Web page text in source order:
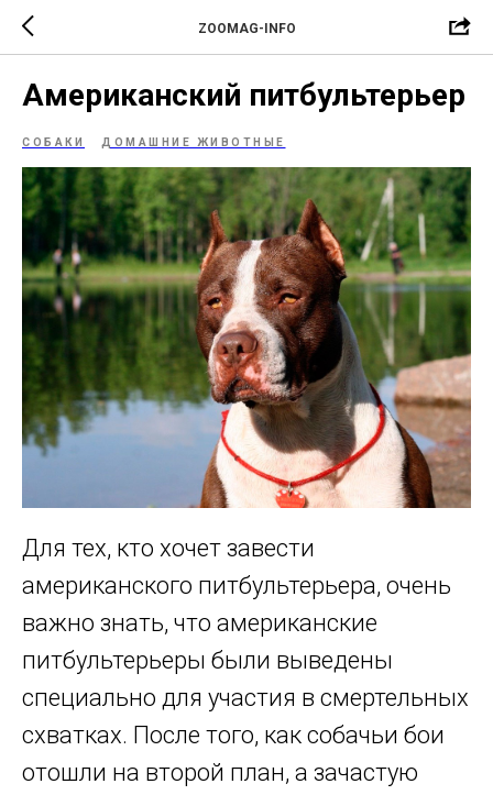
ZOOMAG-INFO
Американский питбультерьер
СОБАКИ ДОМАШНИЕ ЖИВОТНЫЕ
Для тех, кто хочет завести
американского питбультерьера, очень
важно знать, что американские
питбультерьеры были выведены
специально для участия в смертельных
схватках. После того, как собачьи бои
отошли на второй план, а зачастую